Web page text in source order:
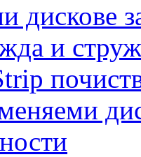
дискове
и